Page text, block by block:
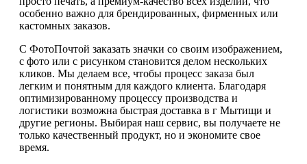
особенно важно для брендированных, фирменных или
кастомных заказов.
С ФотоПочтой заказать значки со своим изображением,
с фото или с рисунком становится делом нескольких
кликов. Мы делаем все, чтобы процесс заказа был
легким и понятным для каждого клиента. Благодаря
оптимизированному процессу производства и
логистики возможна быстрая доставка в г Мытищи и
другие регионы. Выбирая наш сервис, вы получаете не
только качественный продукт, но и экономите свое
время.